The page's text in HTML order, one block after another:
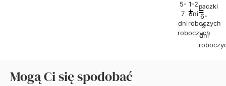
5-
7
dni
roboczych
1-2
dni
roboczych
paczki
6-
9
dni
Mogą Ci się spodobać